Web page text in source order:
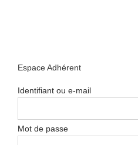
Espace Adhérent
Identifiant ou e-mail
Mot de passe